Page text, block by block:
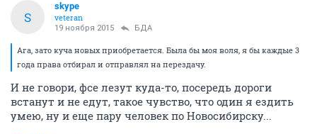
S
skype
veteran
19 ноября 2015 БДА
Ага, зато куча новых приобретается. Была бы моя воля, я бы каждые 3
года права отбирал и отправлял на перездачу.
И не говори, фсе лезут куда-то, посередь дороги
встанут и не едут, такое чувство, что один я ездить
умею, ну и еще пару человек по Новосибирску...